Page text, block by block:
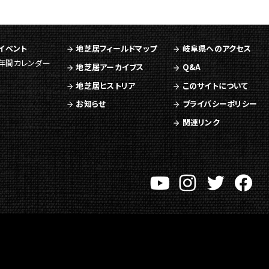
ベント
間カレンダー
地芝居フィールドマップ
地芝居アーカイブス
地芝居ヒストリア
お知らせ
岐阜県へのアクセス
Q&A
このサイトについて
プライバシーポリシー
関連リンク